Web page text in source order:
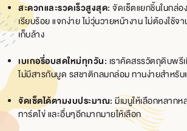
สะดวกและรวดเร็วสูงสุด: จัดเซ็ตแยกชิ้นในกล่
เรียบร้อย แจกง่าย ไม่วุ่นวายหน้างาน ไม่ต้องใช้
เก็บล้าง
เบเกอรี่อบสดใหม่ทุกวัน: เราคัดสรรวัตถุดิบพรี
ไม่มีสารกันบูด รสชาติกลมกล่อม ทานง่ายสำหรับ
จัดเซ็ตได้ตามงบประมาณ: มีเมนูให้เลือกหลาก
ทาร์ตไข่ และอื่นๆอีกมากมายให้เลือก